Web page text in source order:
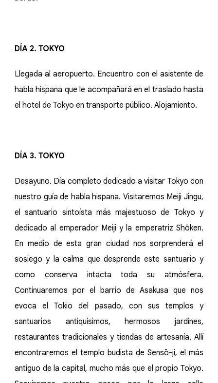
DÍA 2. TOKYO
Llegada al aeropuerto. Encuentro con el asistente de
habla hispana que le acompañará en el traslado hasta
el hotel de Tokyo en transporte público. Alojamiento.
DÍA 3. TOKYO
Desayuno. Día completo dedicado a visitar Tokyo con
nuestro guía de habla hispana. Visitaremos Meiji Jingu,
el santuario sintoísta más majestuoso de Tokyo y
dedicado al emperador Meiji y la emperatriz Shōken.
En medio de esta gran ciudad nos sorprenderá el
sosiego y la calma que desprende este santuario y
como conserva intacta toda su atmósfera.
Continuaremos por el barrio de Asakusa que nos
evoca el Tokio del pasado, con sus templos y
santuarios antiquísimos, hermosos jardines,
restaurantes tradicionales y tiendas de artesanía. Allí
encontraremos el templo budista de Sensō-ji, el más
antiguo de la capital, mucho más que el propio Tokyo.